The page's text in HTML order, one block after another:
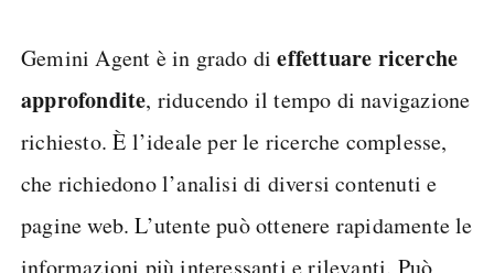
Gemini Agent è in grado dieffettuare ricerche
approfondite, riducendo il tempo di navigazione
richiesto. È l’ideale per le ricerche complesse,
che richiedono l’analisi di diversi contenuti e
pagine web. L’utente può ottenere rapidamente le